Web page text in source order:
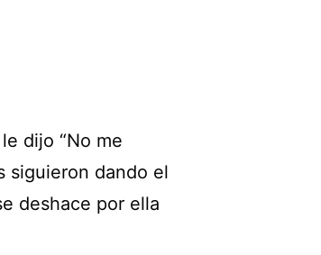
dijo “No me
siguieron dando el
deshace por ella